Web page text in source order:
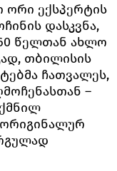
ექსპერტის
დასკვნა,
წელთან ახლო
თბილისის
ჩათვალეს,
–